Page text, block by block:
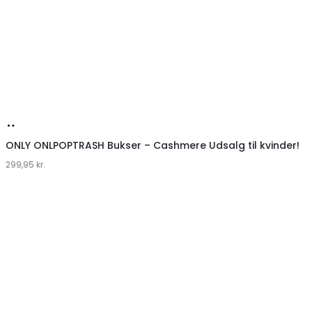
hos
Klædeskabet.dk
ONLY ONLPOPTRASH Bukser – Cashmere Udsalg til kvinder!
299,95 kr.